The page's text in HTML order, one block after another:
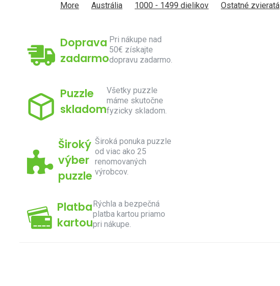
More Austrália 1000 - 1499 dielikov Ostatné zvieratá
Doprava
zadarmo
Pri nákupe nad
50€ získajte
dopravu zadarmo.
Puzzle
skladom
Všetky puzzle
máme skutočne
fyzicky skladom.
Široký
výber
puzzle
Široká ponuka puzzle
od viac ako 25
renomovaných
výrobcov.
Platba
kartou
Rýchla a bezpečná
platba kartou priamo
pri nákupe.